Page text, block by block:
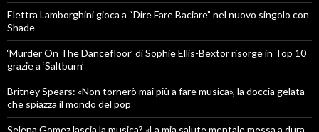
Elettra Lamborghini gioca a “Dire Fare Baciare” nel nuovo singolo con
Shade
‘Murder On The Dancefloor’ di Sophie Ellis-Bextor risorge in Top 10
grazie a ‘Saltburn’
Britney Spears: «Non tornerò mai più a fare musica», la doccia gelata
che spiazza il mondo del pop
Selena Gomez lascia la musica? «La mia salute mentale messa a dura